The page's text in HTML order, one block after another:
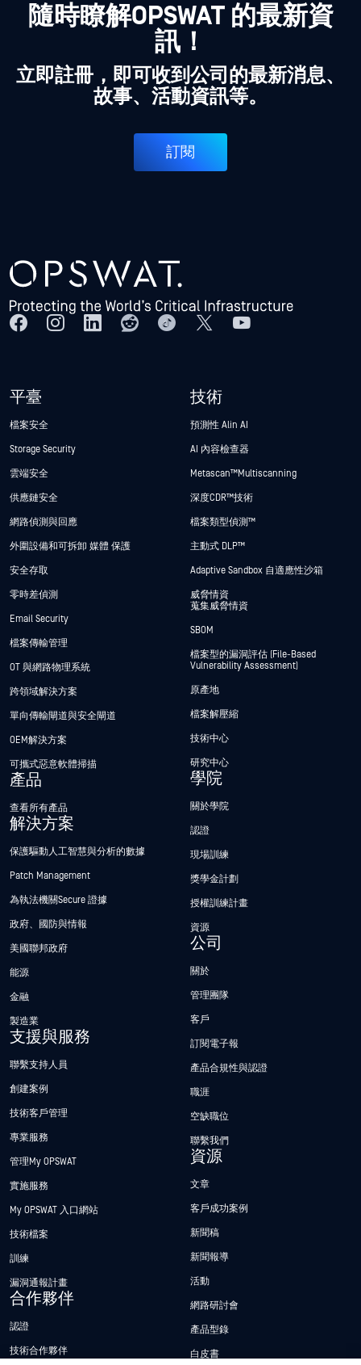
隨時瞭解OPSWAT 的最新資
訊！
立即註冊，即可收到公司的最新消息、
故事、活動資訊等。
訂閱
平臺
檔案安全
Storage Security
雲端安全
供應鏈安全
網路偵測與回應
外圍設備和可拆卸 媒體 保護
安全存取
零時差偵測
Email Security
檔案傳輸管理
OT 與網路物理系統
跨領域解決方案
單向傳輸閘道與安全閘道
OEM解決方案
可攜式惡意軟體掃描
產品
查看所有產品
解決方案
保護驅動人工智慧與分析的數據
Patch Management
為執法機關Secure 證據
政府、國防與情報
美國聯邦政府
能源
金融
製造業
支援與服務
聯繫支持人員
創建案例
技術客戶管理
專業服務
管理My OPSWAT
實施服務
My OPSWAT 入口網站
技術檔案
訓練
漏洞通報計畫
合作夥伴
認證
技術合作夥伴
技術
預測性 Alin AI
AI 內容檢查器
Metascan™ Multiscanning
深度CDR™技術
檔案類型偵測™
主動式 DLP™
Adaptive Sandbox 自適應性沙箱
威脅情資
蒐集威脅情資
SBOM
檔案型的漏洞評估 (File-Based
Vulnerability Assessment)
原產地
檔案解壓縮
技術中心
研究中心
學院
關於學院
認證
現場訓練
獎學金計劃
授權訓練計畫
資源
公司
關於
管理團隊
客戶
訂閱電子報
產品合規性與認證
職涯
空缺職位
聯繫我們
資源
文章
客戶成功案例
新聞稿
新聞報導
活動
網路研討會
產品型錄
白皮書